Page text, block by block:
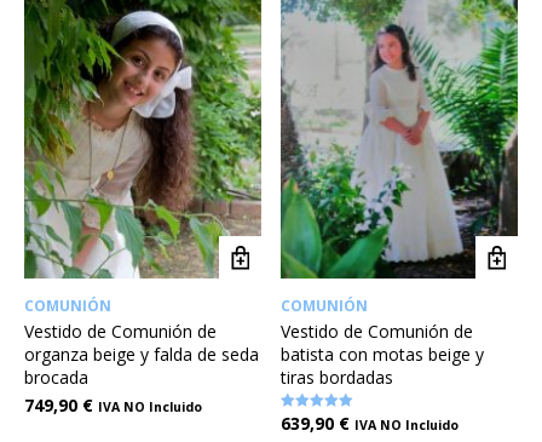
COMUNIÓN
Vestido de Comunión de
organza beige y falda de seda
brocada
749,90 € IVA NO Incluido
COMUNIÓN
Vestido de Comunión de
batista con motas beige y
tiras bordadas
Valorado en
5.00
639,90 € IVA NO Incluido